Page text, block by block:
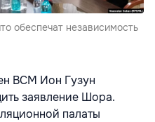
обеспечат независимость
ВСМ Ион Гузун
заявление Шора.
палаты